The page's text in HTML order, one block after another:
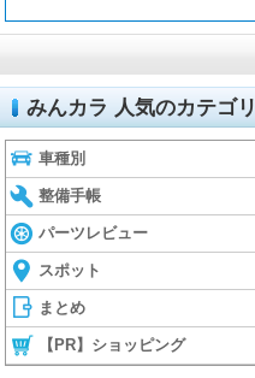
みんカラ 人気のカテゴリ
車種別
整備手帳
パーツレビュー
スポット
まとめ
【PR】ショッピング